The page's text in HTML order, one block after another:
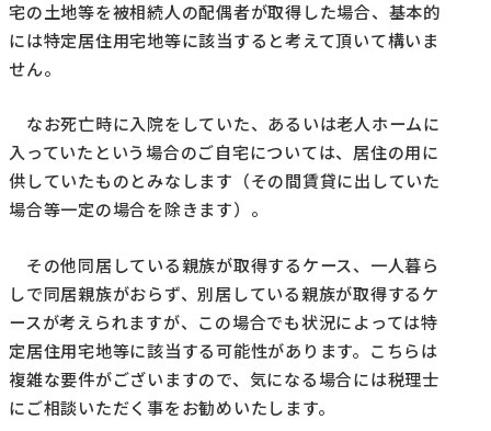
宅の土地等を被相続人の配偶者が取得した場合、基本的
には特定居住用宅地等に該当すると考えて頂いて構いま
せん。
なお死亡時に入院をしていた、あるいは老人ホームに
入っていたという場合のご自宅については、居住の用に
供していたものとみなします（その間賃貸に出していた
場合等一定の場合を除きます）。
その他同居している親族が取得するケース、一人暮ら
しで同居親族がおらず、別居している親族が取得するケ
ースが考えられますが、この場合でも状況によっては特
定居住用宅地等に該当する可能性があります。こちらは
複雑な要件がございますので、気になる場合には税理士
にご相談いただく事をお勧めいたします。